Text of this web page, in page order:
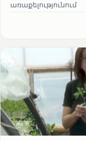
առաքելությունում